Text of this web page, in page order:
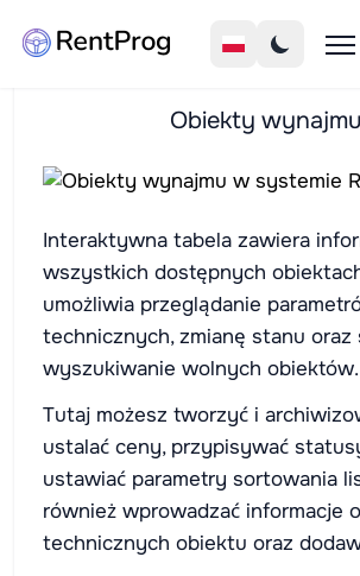
Obiekty wynajmu
Interaktywna tabela zawiera
wszystkich dostępnych
umożliwia przeglądanie
technicznych, zmianę stanu oraz
wyszukiwanie wolnych obiektów.
Tutaj możesz tworzyć i
ustalać ceny, przypisywać
ustawiać parametry sortowania
również wprowadzać informacje
technicznych obiektu oraz